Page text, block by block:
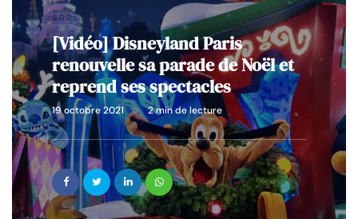
[Vidéo] Disneyland Paris
renouvelle sa parade de Noël et
reprend ses spectacles
19 octobre 2021 2 min de lecture